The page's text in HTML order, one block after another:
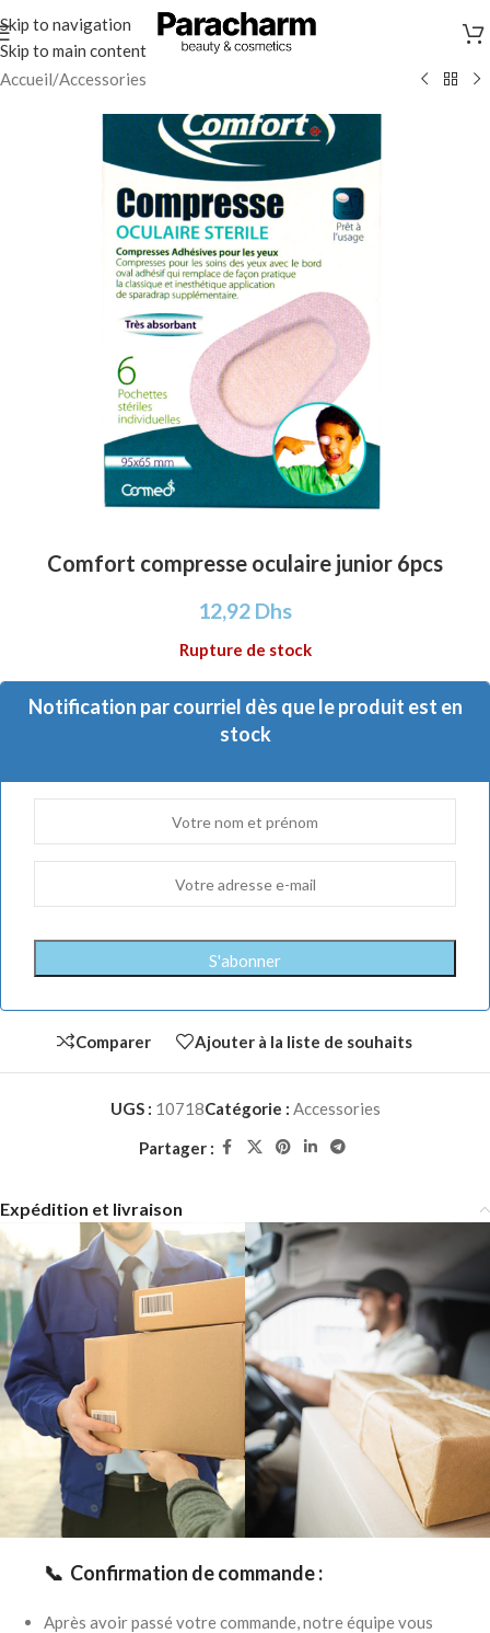
Skip to navigation
Skip to main content
Accueil/Accessories
Comfort compresse oculaire junior 6pcs
12,92 Dhs
Rupture de stock
Notification par courriel dès que le produit est en
stock
Comparer Ajouter à la liste de souhaits
UGS : 10718Catégorie : Accessories
Partager :
Expédition et livraison
📞 Confirmation de commande :
Après avoir passé votre commande, notre équipe vous